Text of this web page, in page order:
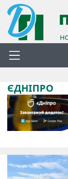
ЄДНІПРО